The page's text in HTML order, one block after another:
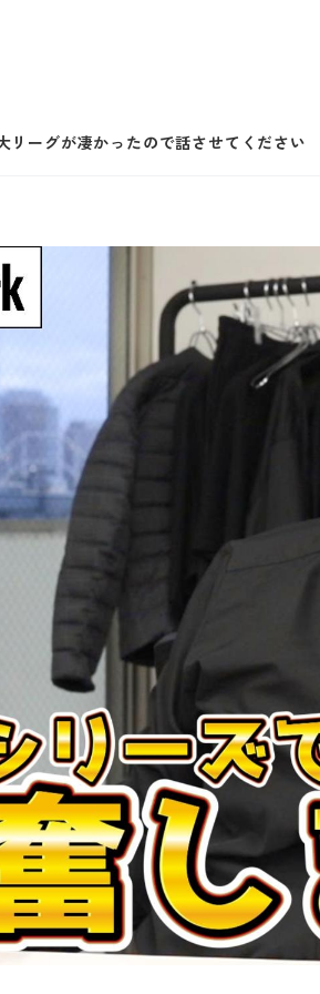
ーグが凄かったので話させてください